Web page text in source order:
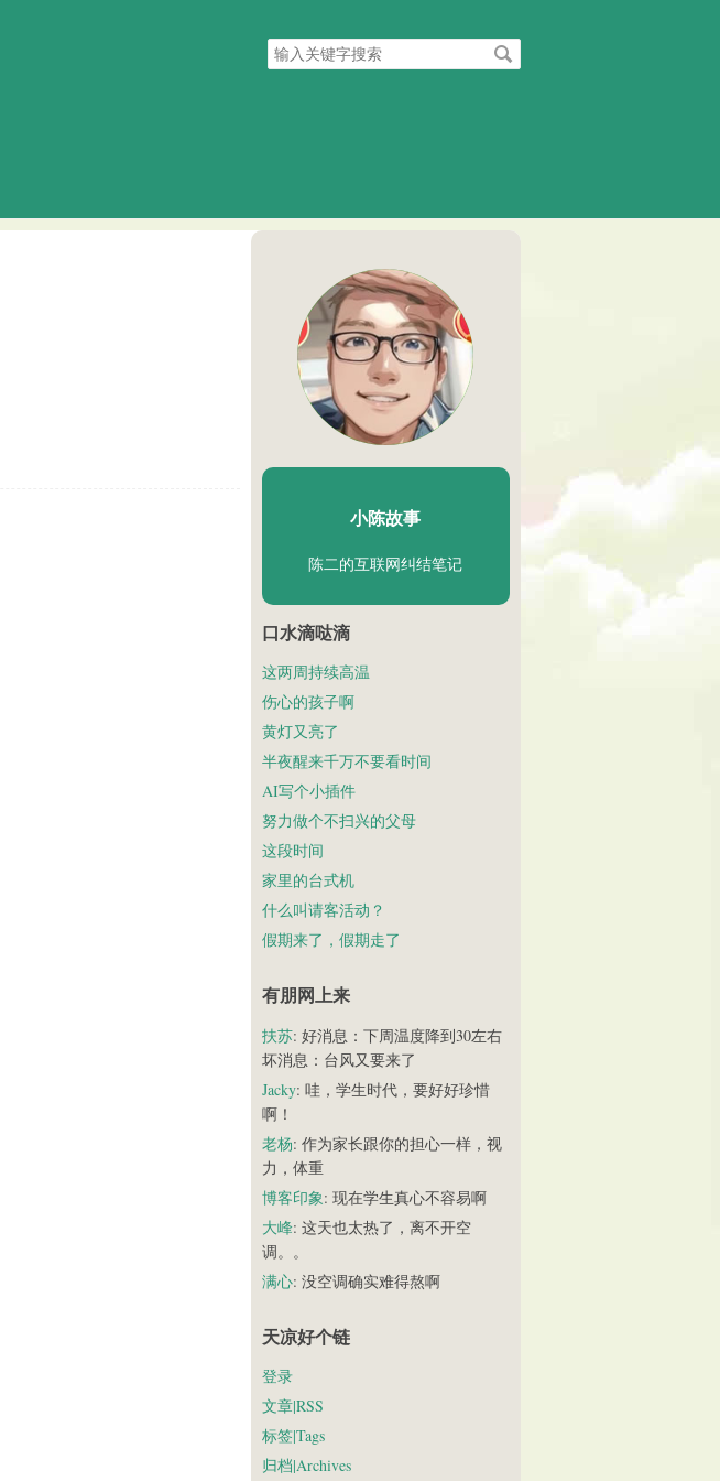
搜
索
陈二Chenèr
小陈故事
陈二的互联网纠结笔记
口水滴哒滴
这两周持续高温
伤心的孩子啊
黄灯又亮了
半夜醒来千万不要看时间
AI写个小插件
努力做个不扫兴的父母
这段时间
家里的台式机
什么叫请客活动？
假期来了，假期走了
有朋网上来
扶苏: 好消息：下周温度降到30左右
坏消息：台风又要来了
Jacky: 哇，学生时代，要好好珍惜
啊！
老杨: 作为家长跟你的担心一样，视
力，体重
博客印象: 现在学生真心不容易啊
大峰: 这天也太热了，离不开空
调。。
满心: 没空调确实难得熬啊
天凉好个链
登录
文章|RSS
标签|Tags
归档|Archives